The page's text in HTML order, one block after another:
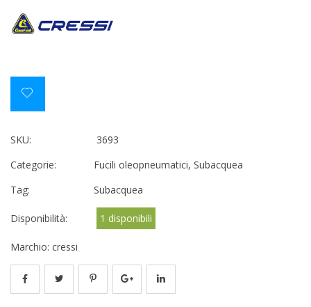
SKU:
3693
Categorie:
Fucili oleopneumatici, Subacquea
Tag:
Subacquea
Disponibilità: 1 disponibili
Marchio: cressi